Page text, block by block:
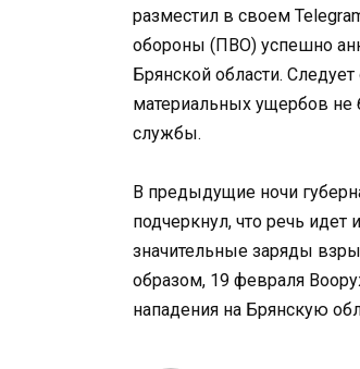
разместил в своем
обороны (ПВО) успешно
Брянской области.
материальных ущербов не
службы.
В предыдущие ночи
подчеркнул, что речь
значительные заряды
образом, 19 февраля
нападения на Брянскую